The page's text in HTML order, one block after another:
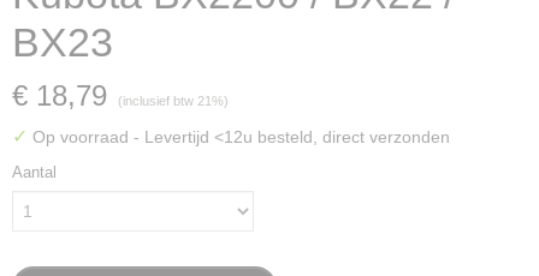
BX23
€ 18,79 (inclusief btw 21%)
✓ Op voorraad - Levertijd <12u besteld, direct verzonden
Aantal